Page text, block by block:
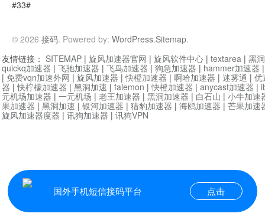
#33#
© 2026 接码. Powered by: WordPress.Sitemap.
国外手机短信接码平台 点击
友情链接： SITEMAP | 旋风加速器官网 | 旋风软件中心 | textarea | 黑
quickq加速器 | 飞驰加速器 | 飞鸟加速器 | 狗急加速器 | hammer加速器
| 免费vqn加速外网 | 旋风加速器 |快橙加速器 | 啊哈加速器 | 迷雾通 | 优
器 |快柠檬加速器 | 黑洞加速 | falemon |快橙加速器 | anycast加速器 |
元机场加速器 | 一元机场 | 老王加速器 | 黑洞加速器 | 白石山 | 小牛加速
果加速器 | 黑洞加速 | 银河加速器 | 猎豹加速器 | 海鸥加速器 | 芒果加速
旋风加速器度器 | 讯狗加速器 | 讯狗VPN